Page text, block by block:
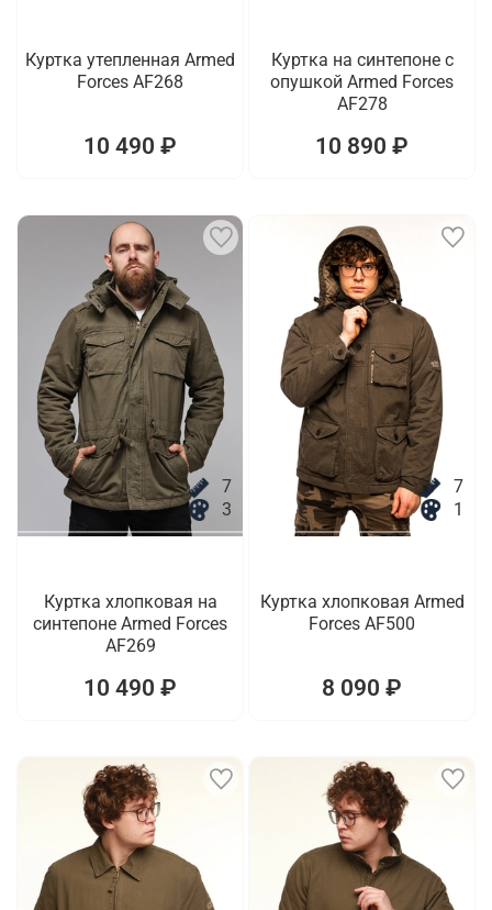
Куртка утепленная Armed
Forces AF268
10 490 ₽
Куртка на синтепоне с
опушкой Armed Forces
AF278
10 890 ₽
7
3
Куртка хлопковая на
синтепоне Armed Forces
AF269
10 490 ₽
7
1
Куртка хлопковая Armed
Forces AF500
8 090 ₽